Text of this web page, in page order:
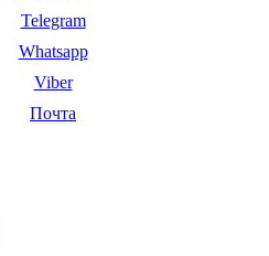
Telegram
Whatsapp
Viber
Почта